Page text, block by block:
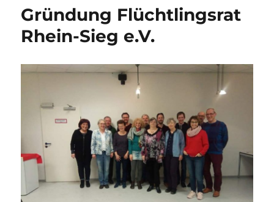
Gründung Flüchtlingsrat
Rhein-Sieg e.V.